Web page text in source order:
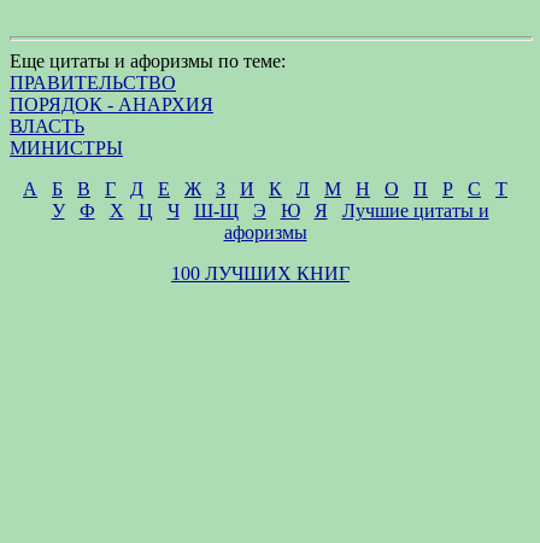
Еще цитаты и афоризмы по теме:
ПРАВИТЕЛЬСТВО
ПОРЯДОК - АНАРХИЯ
ВЛАСТЬ
МИНИСТРЫ
А
Б В Г Д Е Ж З И К Л М Н О П Р С
Т
У
Ф Х Ц Ч Ш-Щ Э Ю Я
Лучшие цитаты и
афоризмы
100 ЛУЧШИХ КНИГ